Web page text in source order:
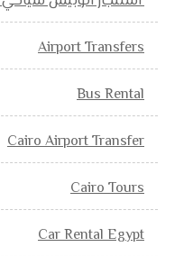
Airport Transfers
Bus Rental
Cairo Airport Transfer
Cairo Tours
Car Rental Egypt